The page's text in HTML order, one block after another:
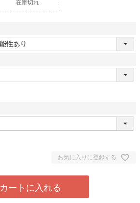
在庫切れ
お気に入りに登録する
カートに入れる